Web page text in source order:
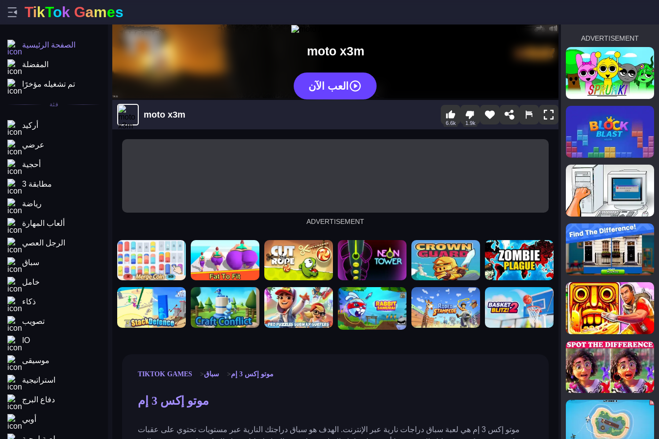
TikTok Games
الصفحة الرئيسية
المفضلة
تم تشغيله مؤخرًا
فئة
أركيد
عرضي
أحجية
مطابقة 3
رياضة
ألعاب المهارة
الرجل العصي
سباق
خامل
ذكاء
تصويب
IO
موسيقى
استراتيجية
دفاع البرج
أوبي
moto x3m
العب الآن
moto x3m
6.6k 1.9k
arena king
ADVERTISEMENT
merge coin fat to fit cut the rope neon tower crown guard zombie plague
stack defence craft conflict subway surfers rabbit samurai rodeo stampede basket blitz
TIKTOK GAMES سباق موتو إكس 3 إم
موتو إكس 3 إم
موتو إكس 3 إم هي لعبة سباق دراجات نارية عبر الإنترنت. الهدف هو سباق دراجتك النارية عبر مستويات تحتوي على عقبات
ADVERTISEMENT
sprunki
Blocky Blast!
smash it
notice the difference
temple run 2
spot the differences
silly sky